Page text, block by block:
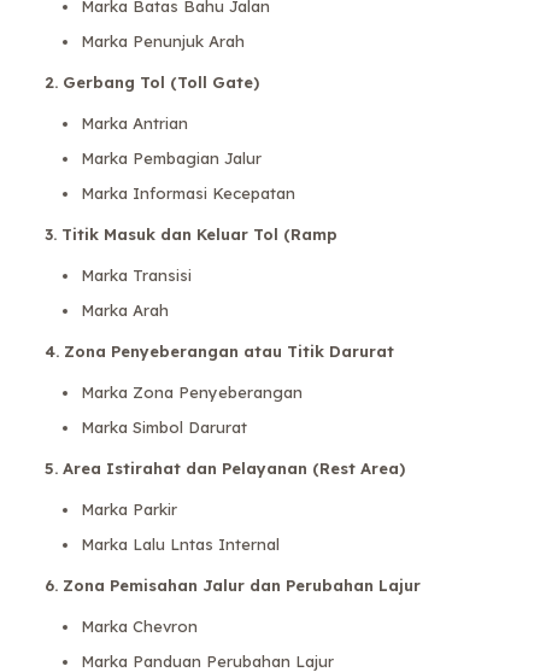
Marka Batas Bahu Jalan
Marka Penunjuk Arah
2. Gerbang Tol (Toll Gate)
Marka Antrian
Marka Pembagian Jalur
Marka Informasi Kecepatan
3. Titik Masuk dan Keluar Tol (Ramp
Marka Transisi
Marka Arah
4. Zona Penyeberangan atau Titik Darurat
Marka Zona Penyeberangan
Marka Simbol Darurat
5. Area Istirahat dan Pelayanan (Rest Area)
Marka Parkir
Marka Lalu Lntas Internal
6. Zona Pemisahan Jalur dan Perubahan Lajur
Marka Chevron
Marka Panduan Perubahan Lajur